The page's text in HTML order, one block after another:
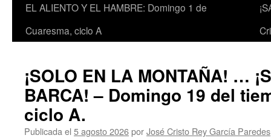
EL ALIENTO Y EL HAMBRE: Domingo 1 de
Cuaresma, ciclo A
¡SOLO EN LA MONTAÑA! …
BARCA! – Domingo 19 del
ciclo A.
Publicada el 5 agosto 2026porJosé Cristo Rey García Paredes